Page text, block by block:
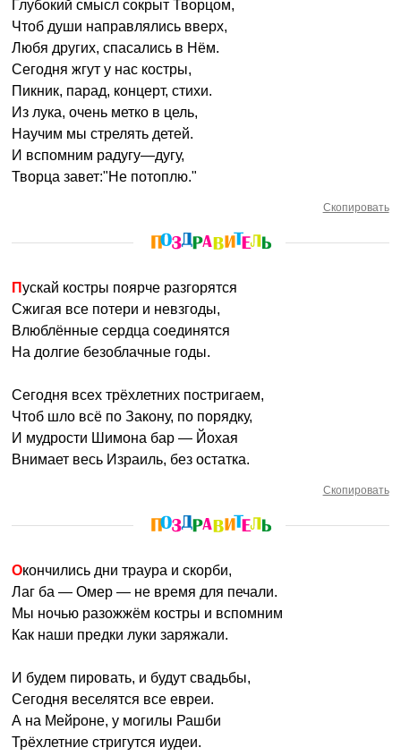
Глубокий смысл сокрыт Творцом,
Чтоб души направлялись вверх,
Любя других, спасались в Нём.
Сегодня жгут у нас костры,
Пикник, парад, концерт, стихи.
Из лука, очень метко в цель,
Научим мы стрелять детей.
И вспомним радугу—дугу,
Творца завет:"Не потоплю."
Скопировать
Пускай костры поярче разгорятся
Сжигая все потери и невзгоды,
Влюблённые сердца соединятся
На долгие безоблачные годы.
Сегодня всех трёхлетних постригаем,
Чтоб шло всё по Закону, по порядку,
И мудрости Шимона бар — Йохая
Внимает весь Израиль, без остатка.
Скопировать
Окончились дни траура и скорби,
Лаг ба — Омер — не время для печали.
Мы ночью разожжём костры и вспомним
Как наши предки луки заряжали.
И будем пировать, и будут свадьбы,
Сегодня веселятся все евреи.
А на Мейроне, у могилы Рашби
Трёхлетние стригутся иудеи.